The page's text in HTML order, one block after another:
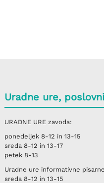
Uradne ure,
URADNE UREzavoda:
ponedeljek8-12 in 13-15
sreda 8-12 in 13-17
petek8-13
Uradne ure informativne pisarne
sreda 8-12 in 13-15